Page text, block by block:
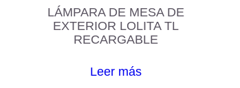
LÁMPARA DE MESA DE
EXTERIOR LOLITA TL
RECARGABLE
Leer más